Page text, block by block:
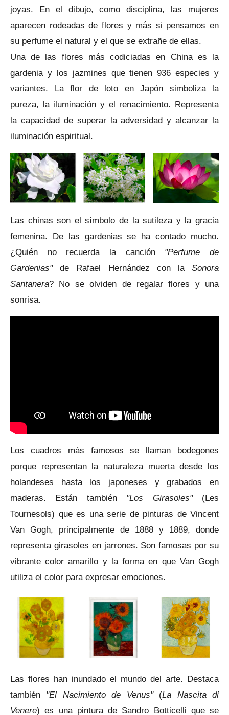
joyas. En el dibujo, como disciplina, las mujeres
aparecen rodeadas de flores y más si pensamos en
su perfume el natural y el que se extrañe de ellas.
Una de las flores más codiciadas en China es la
gardenia y los jazmines que tienen 936 especies y
variantes. La flor de loto en Japón simboliza la
pureza, la iluminación y el renacimiento. Representa
la capacidad de superar la adversidad y alcanzar la
iluminación espiritual.
Las chinas son el símbolo de la sutileza y la gracia
femenina. De las gardenias se ha contado mucho.
¿Quién no recuerda la canción "Perfume de
Gardenias"de Rafael Hernández con la Sonora
Santanera? No se olviden de regalar flores y una
sonrisa.
Los cuadros más famosos se llaman bodegones
porque representan la naturaleza muerta desde los
holandeses hasta los japoneses y grabados en
maderas. Están también "Los Girasoles"(Les
Tournesols) que es una serie de pinturas de Vincent
Van Gogh, principalmente de 1888 y 1889, donde
representa girasoles en jarrones. Son famosas por su
vibrante color amarillo y la forma en que Van Gogh
utiliza el color para expresar emociones.
Las flores han inundado el mundo del arte. Destaca
también "El Nacimiento de Venus"(La Nascita di
Venere) es una pintura de Sandro Botticelli que se